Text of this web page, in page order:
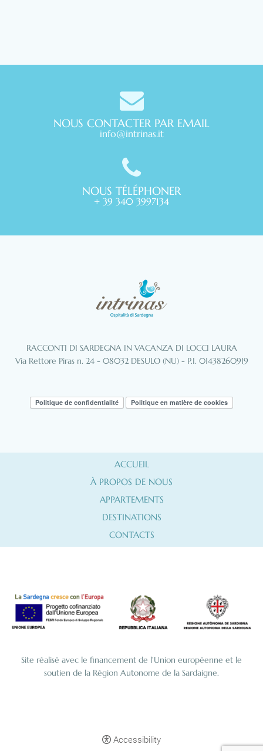
NOUS CONTACTER PAR EMAIL
info@intrinas.it
NOUS TÉLÉPHONER
+ 39 340 3997134
RACCONTI DI SARDEGNA IN VACANZA DI LOCCI LAURA
Via Rettore Piras n. 24 - 08032 DESULO (NU) - P.I. 01438260919
Politique de confidentialité Politique en matière de cookies
ACCUEIL
À PROPOS DE NOUS
APPARTEMENTS
DESTINATIONS
CONTACTS
Site réalisé avec le financement de l'Union européenne et le
soutien de la Région Autonome de la Sardaigne.
Accessibility